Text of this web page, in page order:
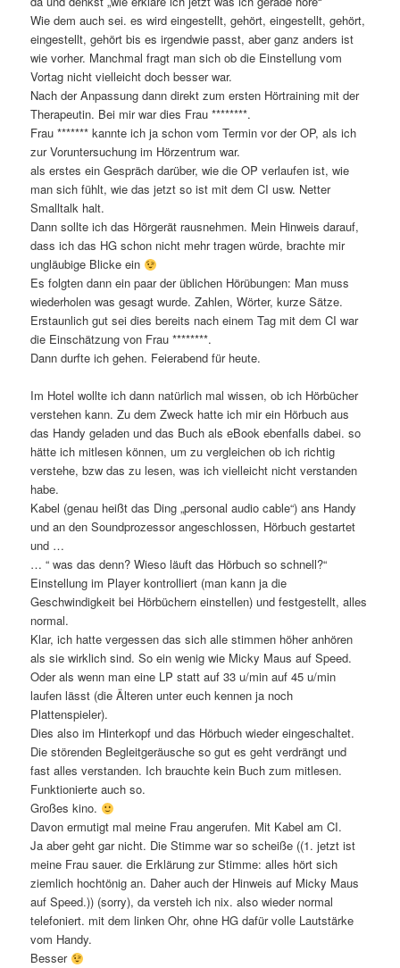
Wie dem auch sei. es wird eingestellt, gehört, eingestellt, gehört,
eingestellt, gehört bis es irgendwie passt, aber ganz anders ist
wie vorher. Manchmal fragt man sich ob die Einstellung vom
Vortag nicht vielleicht doch besser war.
Nach der Anpassung dann direkt zum ersten Hörtraining mit der
Therapeutin. Bei mir war dies Frau ********.
Frau ******* kannte ich ja schon vom Termin vor der OP, als ich
zur Voruntersuchung im Hörzentrum war.
als erstes ein Gespräch darüber, wie die OP verlaufen ist, wie
man sich fühlt, wie das jetzt so ist mit dem CI usw. Netter
Smalltalk halt.
Dann sollte ich das Hörgerät rausnehmen. Mein Hinweis darauf,
dass ich das HG schon nicht mehr tragen würde, brachte mir
ungläubige Blicke ein
Es folgten dann ein paar der üblichen Hörübungen: Man muss
wiederholen was gesagt wurde. Zahlen, Wörter, kurze Sätze.
Erstaunlich gut sei dies bereits nach einem Tag mit dem CI war
die Einschätzung von Frau ********.
Dann durfte ich gehen. Feierabend für heute.
Im Hotel wollte ich dann natürlich mal wissen, ob ich Hörbücher
verstehen kann. Zu dem Zweck hatte ich mir ein Hörbuch aus
das Handy geladen und das Buch als eBook ebenfalls dabei. so
hätte ich mitlesen können, um zu vergleichen ob ich richtig
verstehe, bzw das zu lesen, was ich vielleicht nicht verstanden
habe.
Kabel (genau heißt das Ding „personal audio cable“) ans Handy
und an den Soundprozessor angeschlossen, Hörbuch gestartet
und …
… “ was das denn? Wieso läuft das Hörbuch so schnell?“
Einstellung im Player kontrolliert (man kann ja die
Geschwindigkeit bei Hörbüchern einstellen) und festgestellt, alles
normal.
Klar, ich hatte vergessen das sich alle stimmen höher anhören
als sie wirklich sind. So ein wenig wie Micky Maus auf Speed.
Oder als wenn man eine LP statt auf 33 u/min auf 45 u/min
laufen lässt (die Älteren unter euch kennen ja noch
Plattenspieler).
Dies also im Hinterkopf und das Hörbuch wieder eingeschaltet.
Die störenden Begleitgeräusche so gut es geht verdrängt und
fast alles verstanden. Ich brauchte kein Buch zum mitlesen.
Funktionierte auch so.
Großes kino.
Davon ermutigt mal meine Frau angerufen. Mit Kabel am CI.
Ja aber geht gar nicht. Die Stimme war so scheiße ((1. jetzt ist
meine Frau sauer. die Erklärung zur Stimme: alles hört sich
ziemlich hochtönig an. Daher auch der Hinweis auf Micky Maus
auf Speed.)) (sorry), da versteh ich nix. also wieder normal
telefoniert. mit dem linken Ohr, ohne HG dafür volle Lautstärke
vom Handy.
Besser